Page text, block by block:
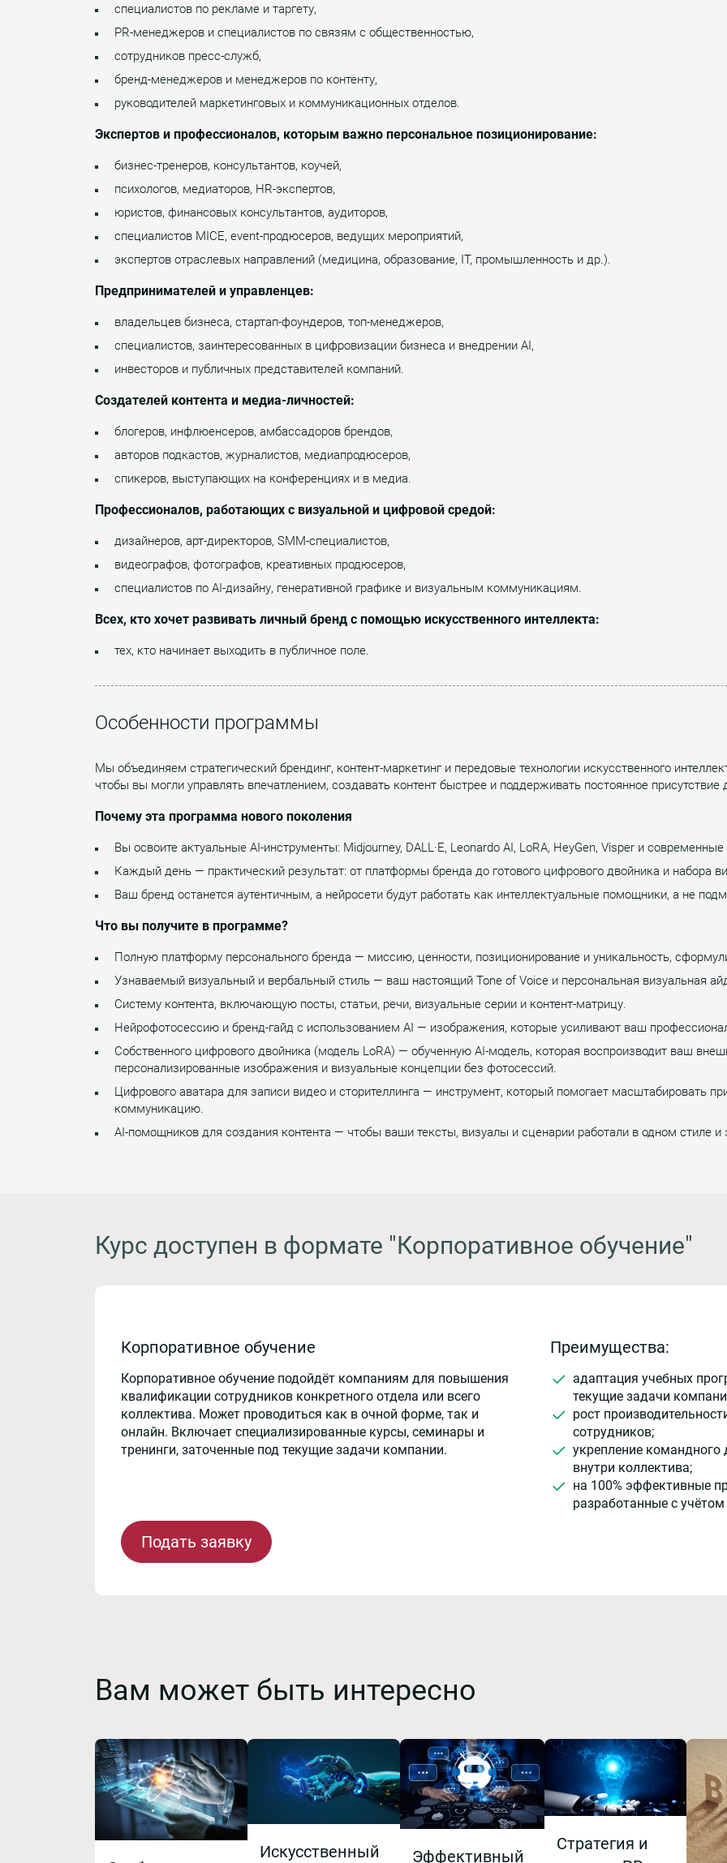
специалистов по рекламе и таргету,
PR-менеджеров и специалистов по связям с общественностью,
сотрудников пресс-служб,
бренд-менеджеров и менеджеров по контенту,
руководителей маркетинговых и коммуникационных отделов.
Экспертов и профессионалов, которым важно персональное позиционирование:
бизнес-тренеров, консультантов, коучей,
психологов, медиаторов, HR-экспертов,
юристов, финансовых консультантов, аудиторов,
специалистов MICE, event-продюсеров, ведущих мероприятий,
экспертов отраслевых направлений (медицина, образование, IT, промышленность и др.).
Предпринимателей и управленцев:
владельцев бизнеса, стартап-фоундеров, топ-менеджеров,
специалистов, заинтересованных в цифровизации бизнеса и внедрении AI,
инвесторов и публичных представителей компаний.
Создателей контента и медиа-личностей:
блогеров, инфлюенсеров, амбассадоров брендов,
авторов подкастов, журналистов, медиапродюсеров,
спикеров, выступающих на конференциях и в медиа.
Профессионалов, работающих с визуальной и цифровой средой:
дизайнеров, арт-директоров, SMM-специалистов,
видеографов, фотографов, креативных продюсеров,
специалистов по AI-дизайну, генеративной графике и визуальным коммуникациям.
Всех, кто хочет развивать личный бренд с помощью искусственного интеллекта:
тех, кто начинает выходить в публичное поле.
Особенности программы
Мы объединяем стратегический брендинг, контент-маркетинг и передовые технологии искусственного
чтобы вы могли управлять впечатлением, создавать контент быстрее и поддерживать постоянное
Почему эта программа нового поколения
Вы освоите актуальные AI-инструменты: Midjourney, DALL·E, Leonardo AI, LoRA, HeyGen, Visper и
Каждый день — практический результат: от платформы бренда до готового цифрового двойника и набора
Ваш бренд останется аутентичным, а нейросети будут работать как интеллектуальные помощники, а не
Что вы получите в программе?
Полную платформу персонального бренда — миссию, ценности, позиционирование и уникальность,
Узнаваемый визуальный и вербальный стиль — ваш настоящий Tone of Voice и персональная визуальная
Систему контента, включающую посты, статьи, речи, визуальные серии и контент-матрицу.
Нейрофотосессию и бренд-гайд с использованием AI — изображения, которые усиливают ваш
Собственного цифрового двойника (модель LoRA) — обученную AI-модель, которая воспроизводит ваш
персонализированные изображения и визуальные концепции без фотосессий.
Цифрового аватара для записи видео и сторителлинга — инструмент, который помогает масштабировать
коммуникацию.
AI-помощников для создания контента — чтобы ваши тексты, визуалы и сценарии работали в одном стиле
Курс доступен в формате "Корпоративное обучение"
Корпоративное обучение
Корпоративное обучение подойдёт компаниям для повышения
квалификации сотрудников конкретного отдела или всего
коллектива. Может проводиться как в очной форме, так и
онлайн. Включает специализированные курсы, семинары и
тренинги, заточенные под текущие задачи компании.
Подать заявку
Преимущества:
адаптация учебных
текущие задачи
рост
сотрудников;
укрепление командного
внутри коллектива;
на 100% эффективные
разработанные с
Вам может быть интересно
Искусственный Эффективный
Стратегия и